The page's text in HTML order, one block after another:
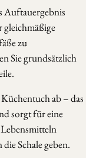
Auftauergebnis
gleichmäßige
zu
Sie grundsätzlich
ab – das
sorgt für eine
Schale geben.